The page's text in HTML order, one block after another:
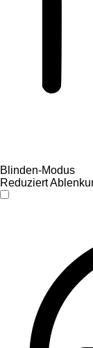
Blinden-Modus
Reduziert